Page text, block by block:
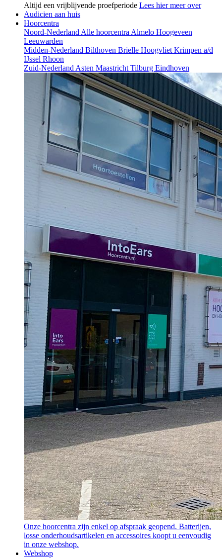
Altijd een vrijblijvende proefperiode Lees hier meer over
Audicien aan huis
Hoorcentra
Noord-Nederland Alle hoorcentra Almelo Hoogeveen
Leeuwarden
Midden-Nederland Bilthoven Brielle Hoogvliet Krimpen a/d
IJssel Rhoon
Zuid-Nederland Asten Maastricht Tilburg Eindhoven
Onze hoorcentra zijn enkel op afspraak geopend. Batterijen,
losse onderhoudsartikelen en accessoires koopt u eenvoudig
in onze webshop.
Webshop